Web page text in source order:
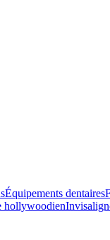
Équipements dentaires
hollywoodienInvisalign